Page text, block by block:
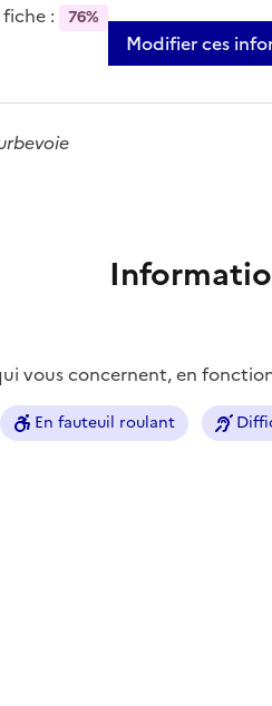
: 76%
Modifier ces
vous concernent, en
En fauteuil roulant